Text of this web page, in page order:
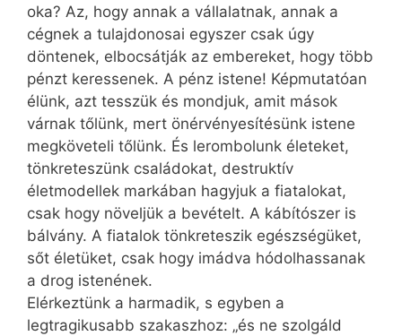
oka? Az, hogy annak a vállalatnak, annak a
cégnek a tulajdonosai egyszer csak úgy
döntenek, elbocsátják az embereket, hogy több
pénzt keressenek. A pénz istene! Képmutatóan
élünk, azt tesszük és mondjuk, amit mások
várnak tőlünk, mert önérvényesítésünk istene
megköveteli tőlünk. És lerombolunk életeket,
tönkreteszünk családokat, destruktív
életmodellek markában hagyjuk a fiatalokat,
csak hogy növeljük a bevételt. A kábítószer is
bálvány. A fiatalok tönkreteszik egész­ségüket,
sőt életüket, csak hogy imádva hódolhassanak
a drog istenének.
Elérkeztünk a harmadik, s egyben a
legtragikusabb szakaszhoz: „és ne szolgáld